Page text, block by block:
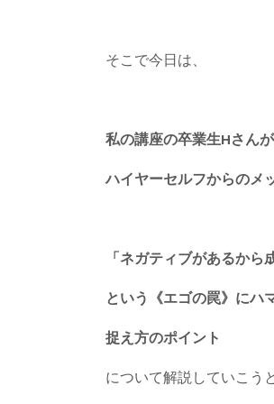
そこで今日は、
私の講座の卒業生Hさん
ハイヤーセルフからのメ
「ネガティブがあるから
という《エゴの罠》にハ
捉え方のポイント
について解説していこう